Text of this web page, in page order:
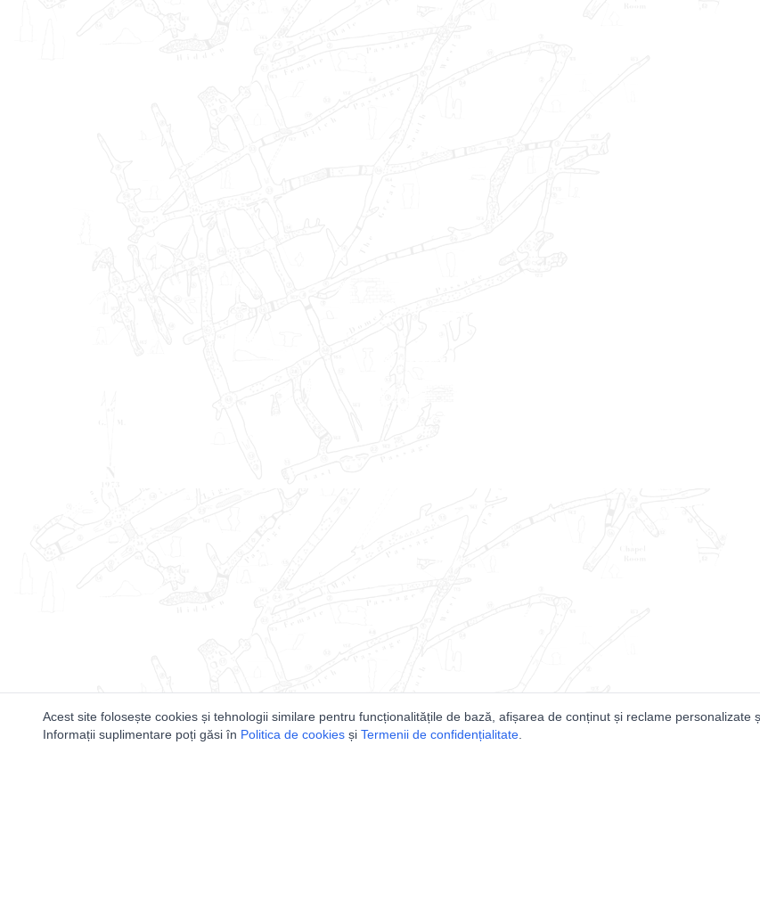
Acest site folosește cookies și tehnologii similare pentru funcționalitățile de bază, afișarea de conținut și reclame personalizate
Informații suplimentare poți găsi în Politica de cookies și Termenii de confidențialitate